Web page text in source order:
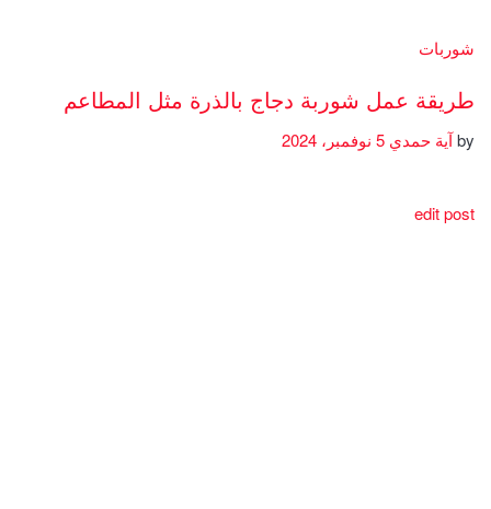
شوربات
طريقة عمل شوربة دجاج بالذرة مثل المطاعم
byآية حمدي
edit post